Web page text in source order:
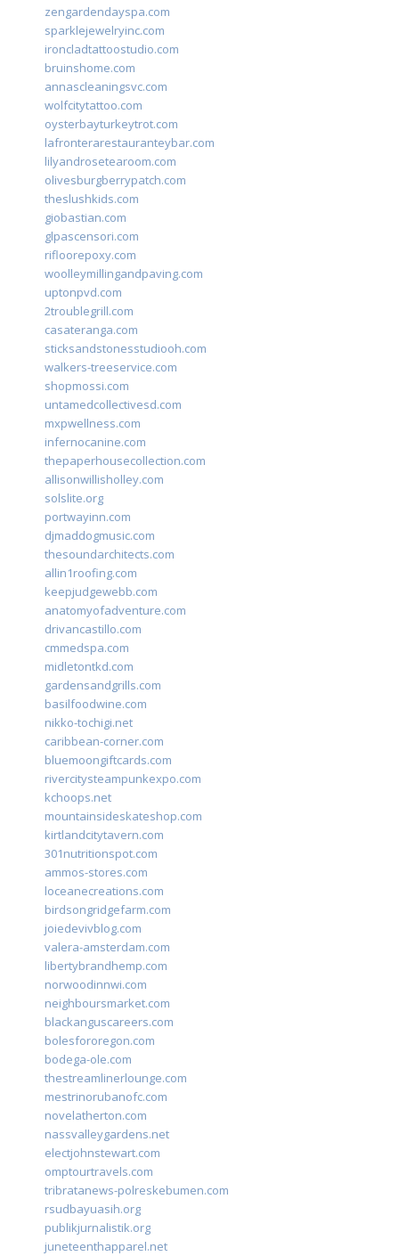
zengardendayspa.com
sparklejewelryinc.com
ironcladtattoostudio.com
bruinshome.com
annascleaningsvc.com
wolfcitytattoo.com
oysterbayturkeytrot.com
lafronterarestauranteybar.com
lilyandrosetearoom.com
olivesburgberrypatch.com
theslushkids.com
giobastian.com
glpascensori.com
rifloorepoxy.com
woolleymillingandpaving.com
uptonpvd.com
2troublegrill.com
casateranga.com
sticksandstonesstudiooh.com
walkers-treeservice.com
shopmossi.com
untamedcollectivesd.com
mxpwellness.com
infernocanine.com
thepaperhousecollection.com
allisonwillisholley.com
solslite.org
portwayinn.com
djmaddogmusic.com
thesoundarchitects.com
allin1roofing.com
keepjudgewebb.com
anatomyofadventure.com
drivancastillo.com
cmmedspa.com
midletontkd.com
gardensandgrills.com
basilfoodwine.com
nikko-tochigi.net
caribbean-corner.com
bluemoongiftcards.com
rivercitysteampunkexpo.com
kchoops.net
mountainsideskateshop.com
kirtlandcitytavern.com
301nutritionspot.com
ammos-stores.com
loceanecreations.com
birdsongridgefarm.com
joiedevivblog.com
valera-amsterdam.com
libertybrandhemp.com
norwoodinnwi.com
neighboursmarket.com
blackanguscareers.com
bolesfororegon.com
bodega-ole.com
thestreamlinerlounge.com
mestrinorubanofc.com
novelatherton.com
nassvalleygardens.net
electjohnstewart.com
omptourtravels.com
tribratanews-polreskebumen.com
rsudbayuasih.org
publikjurnalistik.org
juneteenthapparel.net